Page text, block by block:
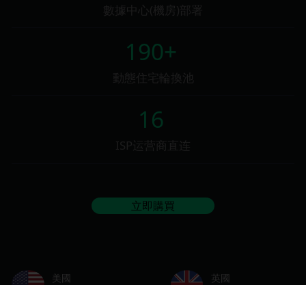
數據中心(機房)部署
190+
動態住宅輪換池
16
ISP运营商直连
立即購買
美國
英國